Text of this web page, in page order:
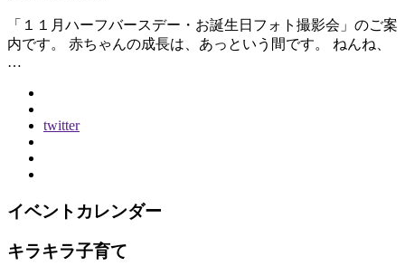
「１１月ハーフバースデー・お誕生日フォト撮影会」のご案
内です。 赤ちゃんの成長は、あっという間です。 ねんね、
…
twitter
イベントカレンダー
キラキラ子育て